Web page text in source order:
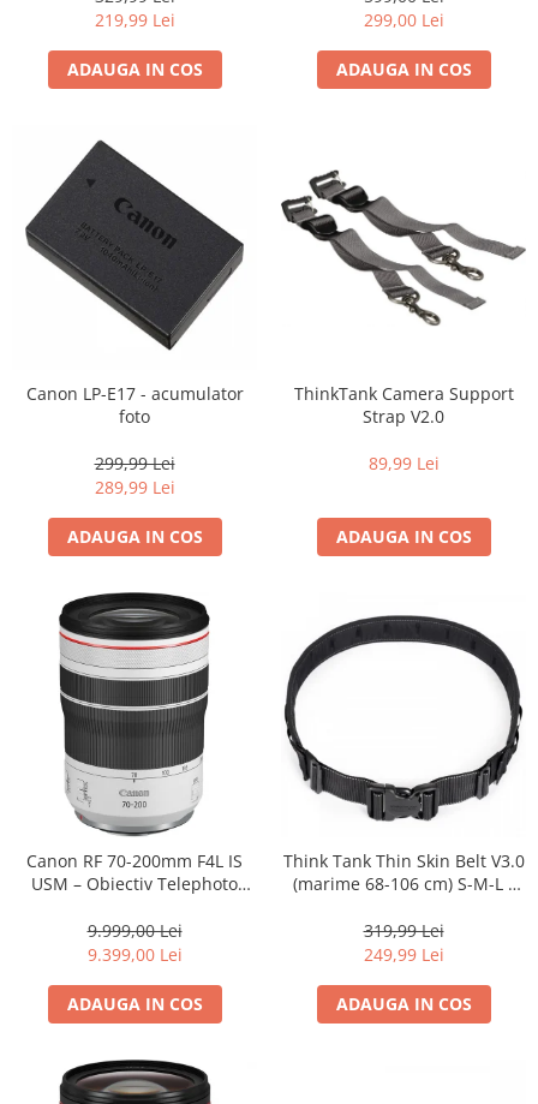
Carduri memorie, Cititoare
Carduri memorie
Cititoare carduri
Telecomenzi
LCD protectie
Recordere audio digitale
Acumulatori si baterii
Acumulatori Foto
incarcatoare
Huse protectie acumulatori foto
Tablete grafice
Alimentatoare 220V
Cabluri
Carcase de tip Cage, pentru
integrare in sisteme video
complexe
Curatare Senzor
Huse de ploaie
Microfoane / Reportofoane
Nivela patina
Transmitator de fisiere fara fir
Vizor
Accesorii diverse
Genti, Rucsacuri, Troller foto
Genti foto
219,99 Lei
ADAUGA IN COS
299,00 Lei
ADAUGA IN COS
Canon LP-E17 - acumulator
foto
299,99 Lei
289,99 Lei
ADAUGA IN COS
ThinkTank Camera Support
Strap V2.0
89,99 Lei
ADAUGA IN COS
Canon RF 70-200mm F4L IS
USM – Obiectiv Telephoto
9.999,00 Lei
9.399,00 Lei
ADAUGA IN COS
Think Tank Thin Skin Belt V3.0
(marime 68-106 cm) S-M-L -
319,99 Lei
249,99 Lei
ADAUGA IN COS